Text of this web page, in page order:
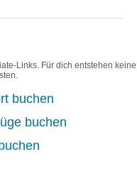
Links. Für dich entstehen keine
buchen
buchen